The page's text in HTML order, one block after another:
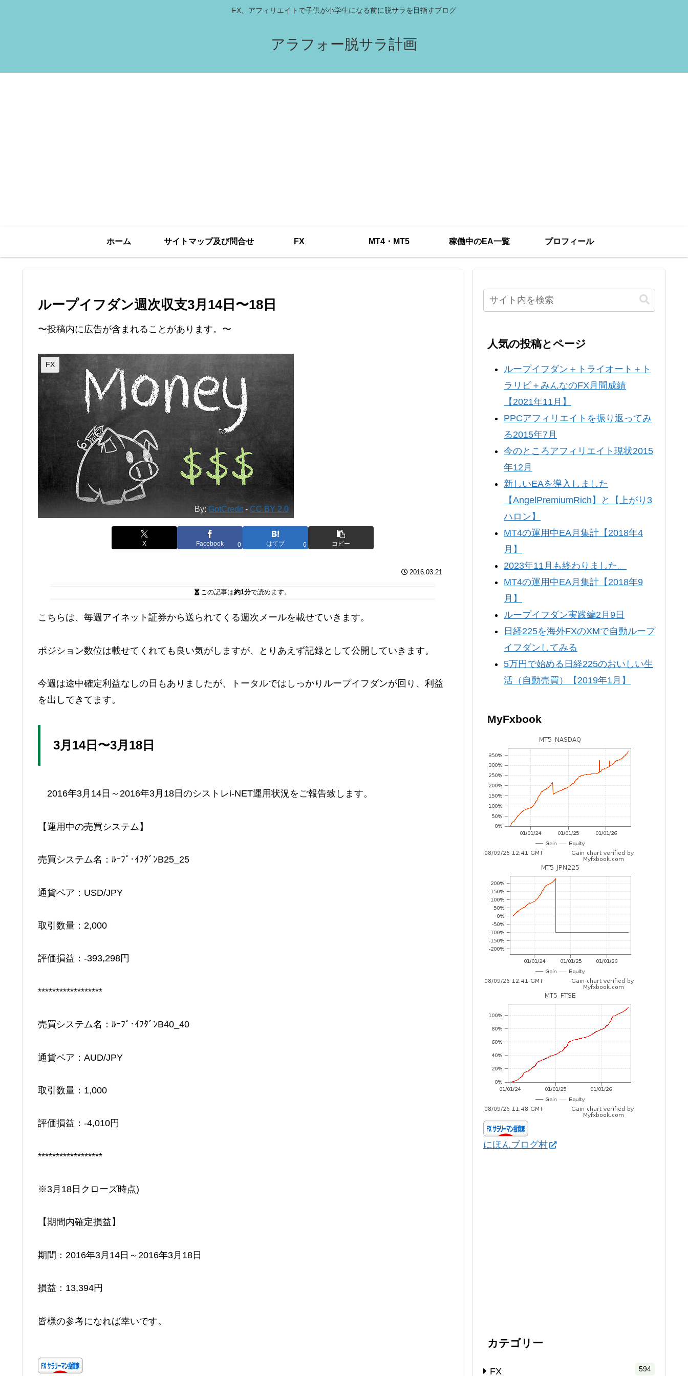
FX、アフィリエイトで子供が小学生になる前に脱サラを目指すブログ
アラフォー脱サラ計画
ホーム サイトマップ及び問合せ FX MT4・MT5 稼働中のEA一覧 プロフィール
ループイフダン週次収支3月14日〜18日
〜投稿内に広告が含まれることがあります。〜
FX
By: GotCredit-CC BY 2.0
X Facebook 0 はてブ 0 コピー
2016.03.21
この記事は約1分で読めます。
こちらは、毎週アイネット証券から送られてくる週次メールを載せていきます。
ポジション数位は載せてくれても良い気がしますが、とりあえず記録として公開していきます。
今週は途中確定利益なしの日もありましたが、トータルではしっかりループイフダンが回り、利益
を出してきてます。
3月14日〜3月18日
2016年3月14日～2016年3月18日のシストレi-NET運用状況をご報告致します。
【運用中の売買システム】
売買システム名：ﾙｰﾌﾟ･ｲﾌﾀﾞﾝB25_25
通貨ペア：USD/JPY
取引数量：2,000
評価損益：-393,298円
******************
売買システム名：ﾙｰﾌﾟ･ｲﾌﾀﾞﾝB40_40
通貨ペア：AUD/JPY
取引数量：1,000
評価損益：-4,010円
******************
※3月18日クローズ時点)
【期間内確定損益】
期間：2016年3月14日～2016年3月18日
損益：13,394円
皆様の参考になれば幸いです。
人気の投稿とページ
ループイフダン＋トライオート＋ト
ラリピ＋みんなのFX月間成績
【2021年11月】
PPCアフィリエイトを振り返ってみ
る2015年7月
今のところアフィリエイト現状2015
年12月
新しいEAを導入しました
【AngelPremiumRich】と【上がり3
ハロン】
MT4の運用中EA月集計【2018年4
月】
2023年11月も終わりました。
MT4の運用中EA月集計【2018年9
月】
ループイフダン実践編2月9日
日経225を海外FXのXMで自動ループ
イフダンしてみる
5万円で始める日経225のおいしい生
活（自動売買）【2019年1月】
MyFxbook
にほんブログ村
カテゴリー
FX 594